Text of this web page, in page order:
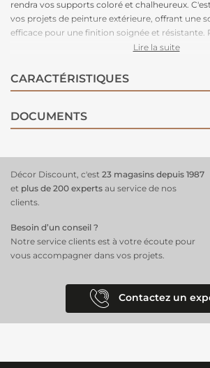
rendra vos supports coloré et chalheureux.
vos projets de peinture extérieure, offrant une
efficace pour une finition soignée et résistante.
vos surfaces extérieures avec ce produit tout-
et d’esthétique.
Cette peinture est polyvalente, performante
Lire la suite
CARACTÉRISTIQUES
DOCUMENTS
Décor Discount, c'est 23 magasins depuis 1987
et plus de 200 experts au service de nos
clients.
Besoin d’un conseil ?
Notre service clients est à votre écoute pour
vous accompagner dans vos projets.
Contactez un